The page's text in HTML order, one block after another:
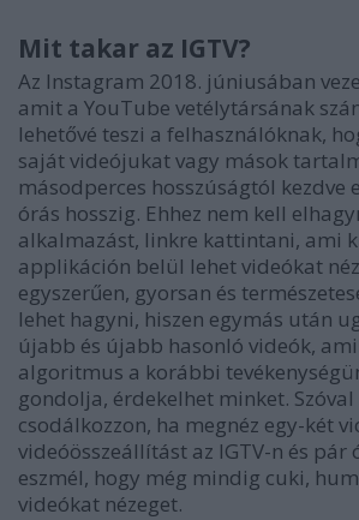
Mit takar az IGTV?
Az Instagram 2018. júniusában
amit a YouTube vetélytársának
lehetővé teszi a felhasználóknak,
saját videójukat vagy mások
másodperces hosszúságtól kezdve
órás hosszig. Ehhez nem kell
alkalmazást, linkre kattintani, ami
applikáción belül lehet videókat
egyszerűen, gyorsan és
lehet hagyni, hiszen egymás után
újabb és újabb hasonló videók,
algoritmus a korábbi
gondolja, érdekelhet minket. Szóval
csodálkozzon, ha megnéz egy-két
videóösszeállítást az IGTV-n és pár
eszmél, hogy még mindig cuki,
videókat nézeget.